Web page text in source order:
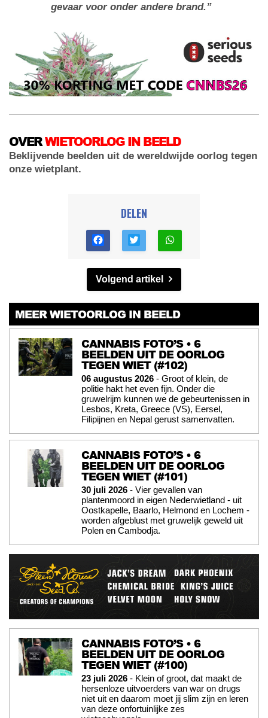
gevaar voor onder andere brand.”
OVERWIETOORLOG IN BEELD
Beklijvende beelden uit de wereldwijde oorlog tegen
onze wietplant.
DELEN
Volgend artikel
MEER WIETOORLOG IN BEELD
CANNABIS FOTO’S • 6
BEELDEN UIT DE OORLOG
TEGEN WIET (#102)
06 augustus 2026 - Groot of klein, de
politie hakt het even fijn. Onder die
gruwelrijm kunnen we de gebeurtenissen in
Lesbos, Kreta, Greece (VS), Eersel,
Filipijnen en Nepal gerust samenvatten.
CANNABIS FOTO’S • 6
BEELDEN UIT DE OORLOG
TEGEN WIET (#101)
30 juli 2026 - Vier gevallen van
plantenmoord in eigen Nederwietland - uit
Oostkapelle, Baarlo, Helmond en Lochem -
worden afgeblust met gruwelijk geweld uit
Polen en Cambodja.
CANNABIS FOTO’S • 6
BEELDEN UIT DE OORLOG
TEGEN WIET (#100)
23 juli 2026 - Klein of groot, dat maakt de
hersenloze uitvoerders van war on drugs
niet uit en daarom moet jij slim zijn en leren
van deze onfortuinlijke zes